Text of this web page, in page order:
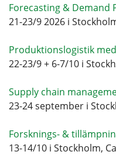
Forecasting & Demand
21-23/9 2026 i
Produktionslogistik
22-23/9 + 6-7/10 i
Supply chain
23-24 september i
Forsknings- &
13-14/10 i Stockholm,